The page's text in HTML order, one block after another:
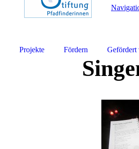
Projekte Fördern Gefördert